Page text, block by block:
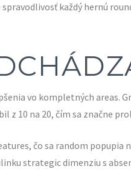
každý hernú
vo kompletných areas.
z 10 na 20, čím sa značne
čo sa random
strategic dimenziu s